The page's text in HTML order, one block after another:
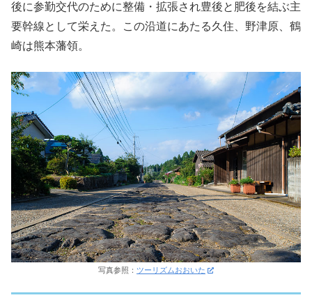
後に参勤交代のために整備・拡張され豊後と肥後を結ぶ主
要幹線として栄えた。この沿道にあたる久住、野津原、鶴
崎は熊本藩領。
写真参照： ツーリズムおおいた